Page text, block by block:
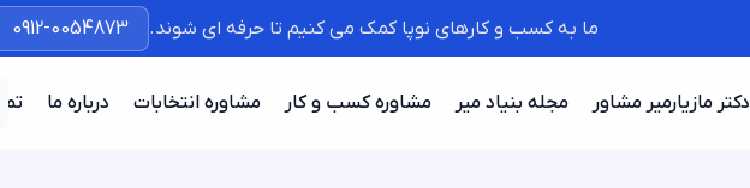
ما به کسب و کارهای نوپا کمک می کنیم تا حرفه ای شوند. 0912-0054873
دکتر مازیارمیر مشاور مجله بنیاد میر مشاوره کسب و کار مشاوره انتخابات درباره ما